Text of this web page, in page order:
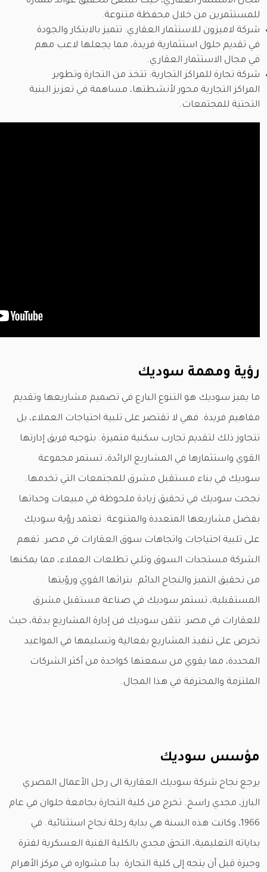
للمستثمرين من خلال محفظة متنوعة.
شركة لاميزون للاستثمار العقاري: تتميز بالابتكار والجودة
في تقديم حلول استثمارية فريدة، مما يجعلها لاعب مهم
في مجال الاستثمار العقاري.
شركة تجارة للمراكز التجارية: تتخذ من التجارة وتطوير
المراكز التجارية محور لأنشطتها، مساهمة في تعزيز البنية
التحتية للمجتمعات.
رؤية ومهمة سوديك
ما يميز سوديك هو التنوع البارع في تصميم مشاريعها وتقديم
مفاهيم فريدة. فهي لا تقتصر على تلبية احتياجات العملاء، بل
تتجاوز ذلك لتقديم تجارب سكنية متميزة. بتوجيه فريق إدارتها
القوي واستثمارها في المشاريع الرائدة، تستمر مجموعة
سوديك في بناء مستقبل مشرق للمجتمعات التي تخدمها.
نجحت سوديك في تحقيق زيادة ملحوظة في مبيعات وحداتها
بفضل مشاريعها المتعددة والمتنوعة. تعتمد رؤية سوديك
على تلبية احتياجات واتجاهات سوق العقارات في مصر. تفهم
الشركة مستجدات السوق وتلبي تطلعات العملاء، مما يمكنها
من تحقيق التميز والنجاح الدائم. بتراثها القوي ورؤيتها
المستقبلية، تستمر سوديك في صناعة مستقبل مشرق
للعقارات في مصر. تتقن سوديك فن إدارة المشاريع بدقة، حيث
تحرص على تنفيذ المشاريع بفعالية وتسليمها في المواعيد
المحددة، مما يقوي من سمعتها كواحدة من أكثر الشركات
الملتزمة والمحترفة في هذا المجال.
مؤسس سوديك
يرجع نجاح شركة سوديك العقارية الى رجل الأعمال المصري
البارز، مجدي راسخ. تخرج من كلية التجارة بجامعة حلوان في عام
1966، وكانت هذه السنة هي بداية رحلة نجاح استثنائية. في
بداياته التعليمية، التحق مجدي بالكلية الفنية العسكرية لفترة
وجيزة قبل أن يتجه إلى كلية التجارة. بدأ مشواره في مركز الأهرام